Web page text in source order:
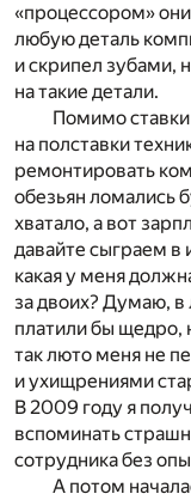
«процессором»
любую деталь
и скрипел зубами,
на такие детали.
Помимо
на полставки
ремонтировать
обезьян ломались
хватало, а вот
давайте сыграем в
какая у меня
за двоих? Думаю,
платили бы щедро,
так люто меня не
и ухищрениями
В 2009 году я
вспоминать
сотрудника без
А потом